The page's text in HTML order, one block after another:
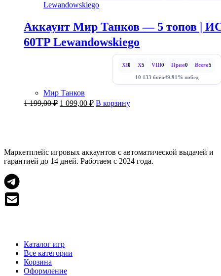
Аккаунт Мир Танков — 5 топов |
60TP Lewandowskiego
XI0 X5 VIII0 Прем0 Всего5
10 133 боёв49.91% побед
Мир Танков
1 199,00₽ Первоначальная
1 099,00 ₽Текущая
цена:
В корзину
Маркетплейс игровых аккаунтов с автоматической выдачей и
гарантией до 14 дней. Работаем с 2024 года.
Каталог игр
Все категории
Корзина
Оформление